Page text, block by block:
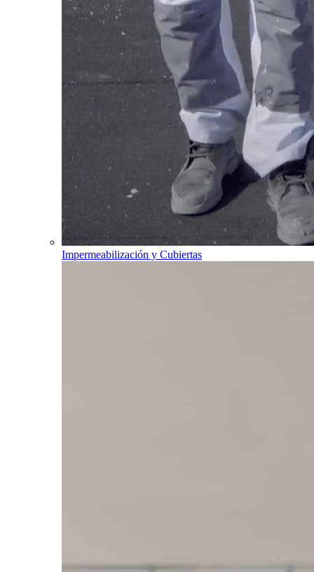
Impermeabilización y Cubiertas